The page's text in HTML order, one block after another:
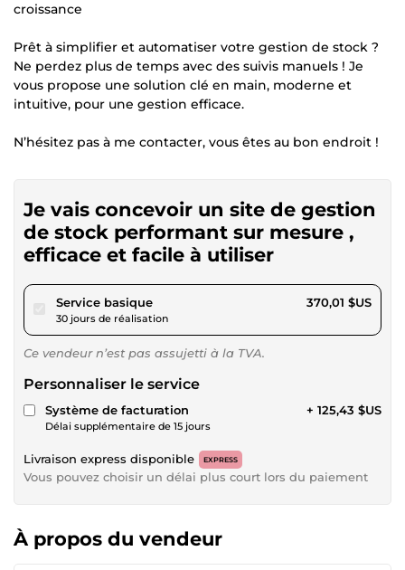
croissance
Prêt à simplifier et automatiser votre gestion de stock ?
Ne perdez plus de temps avec des suivis manuels ! Je
vous propose une solution clé en main, moderne et
intuitive, pour une gestion efficace.
N’hésitez pas à me contacter, vous êtes au bon endroit !
Je vais concevoir un site de gestion
de stock performant sur mesure ,
efficace et facile à utiliser
Service basiquepour 341,02 $US
30 jours de réalisation
370,01 $US
Ce vendeur n’est pas assujetti à la TVA.
Personnaliser le service
Système de facturation
Délai supplémentaire de 15 jours
+ 125,43 $US
Livraison express disponible EXPRESS
Vous pouvez choisir un délai plus court lors du paiement
À propos du vendeur